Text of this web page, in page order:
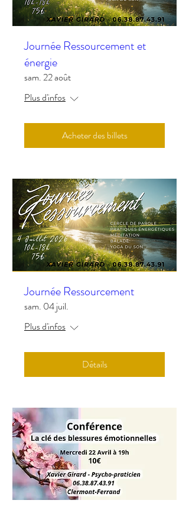
Journée Ressourcement et
énergie
sam. 22 août
Plus d'infos
Acheter des billets
Journée Ressourcement
sam. 04 juil.
Plus d'infos
Détails